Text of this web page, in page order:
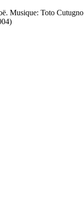
Musique: Toto Cutugno